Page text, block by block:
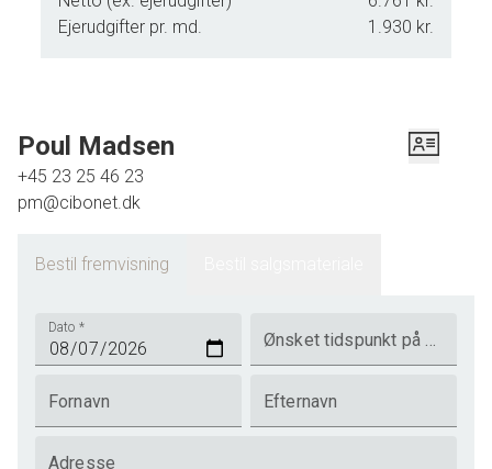
Ejerudgifter pr. md.
1.930 kr.
Poul Madsen
+45 23 25 46 23
pm@cibonet.dk
Bestil fremvisning
Dato *
Ønsket tidspunkt på dagen
Fornavn Efternavn
Adresse